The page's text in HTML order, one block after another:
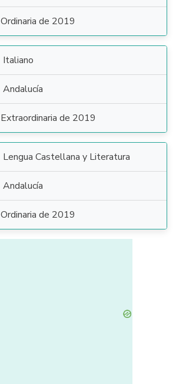
Ordinaria de 2019
Italiano
Andalucía
Extraordinaria de 2019
Lengua Castellana y Literatura
Andalucía
Ordinaria de 2019